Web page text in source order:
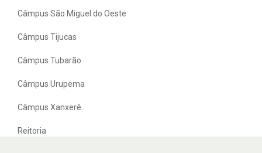
Câmpus São Miguel do Oeste
Câmpus Tijucas
Câmpus Tubarão
Câmpus Urupema
Câmpus Xanxerê
Reitoria